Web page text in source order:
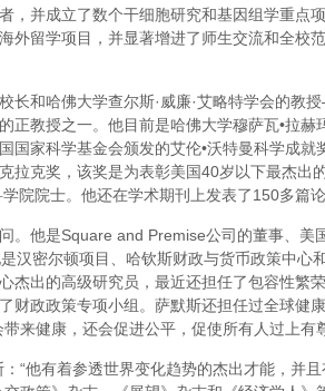
，并成立了数个干细胞研究和基因组学重点
外留学项目，并显著增进了师生交流和全校
和哈佛大学查尔斯·威廉·艾略特学会的教
正教授之一。他目前是哈佛大学穆萨瓦•拉赫
国家科学基金会颁发的艾伦•沃特曼科学成就
拉克奖，该奖是为表彰美国40岁以下最杰出
院院士。他还在学术期刊上发表了150多篇论
他是Square and Premise公司的董事、美
汉密尔顿项目、哈钦斯财政与货币政策中心
杰出的高级研究员，最近还担任了包容性繁
财政政策专项小组。萨默斯还担任过全球健
来健康，还会促进公平，促使所有人过上有
他有着参透世界变化趋势的杰出才能，并且